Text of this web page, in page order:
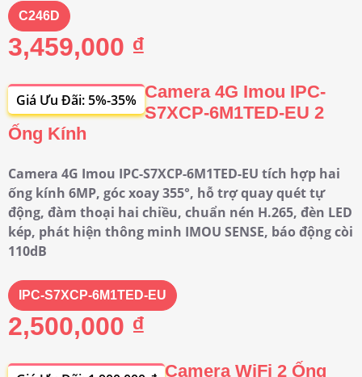
C246D
3,459,000 ₫
Giá Ưu Đãi: 5%-35% Camera 4G Imou IPC-
S7XCP-6M1TED-EU 2
Ống Kính
Camera 4G Imou IPC-S7XCP-6M1TED-EU tích hợp hai
ống kính 6MP, góc xoay 355°, hỗ trợ quay quét tự
động, đàm thoại hai chiều, chuẩn nén H.265, đèn LED
kép, phát hiện thông minh IMOU SENSE, báo động còi
110dB
IPC-S7XCP-6M1TED-EU
2,500,000 ₫
Camera WiFi 2 Ống